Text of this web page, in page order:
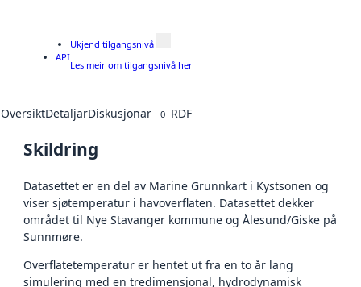
API
Ukjend tilgangsnivå
Les meir om tilgangsnivå her
OversiktDetaljarDiskusjonar 0 RDF
Skildring
Datasettet er en del av Marine Grunnkart i Kystsonen og
viser sjøtemperatur i havoverflaten. Datasettet dekker
området til Nye Stavanger kommune og Ålesund/Giske på
Sunnmøre.
Overflatetemperatur er hentet ut fra en to år lang
simulering med en tredimensjonal, hydrodynamisk